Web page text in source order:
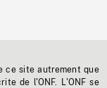
ce site autrement que
de l'ONF. L'ONF se